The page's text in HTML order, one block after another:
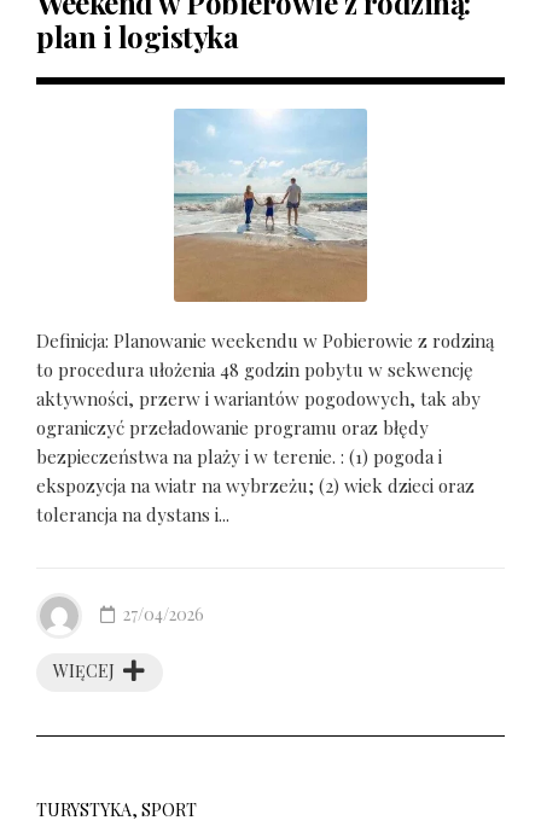
plan i logistyka
Definicja: Planowanie weekendu w Pobierowie z rodziną
to procedura ułożenia 48 godzin pobytu w sekwencję
aktywności, przerw i wariantów pogodowych, tak aby
ograniczyć przeładowanie programu oraz błędy
bezpieczeństwa na plaży i w terenie. : (1) pogoda i
ekspozycja na wiatr na wybrzeżu; (2) wiek dzieci oraz
tolerancja na dystans i...
WIĘCEJ
27/04/2026
TURYSTYKA, SPORT